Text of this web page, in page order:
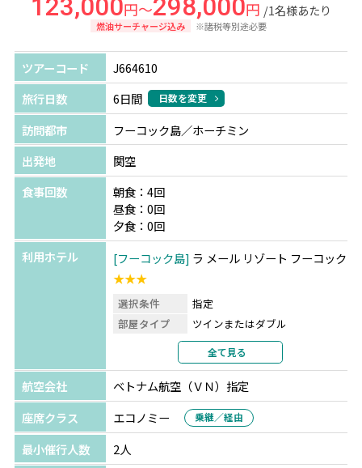
123,000円～298,000円 /1名様あたり
燃油サーチャージ込み ※諸税等別途必要
ツアーコード
J664610
旅行日数
6日間 日数を変更
訪問都市
フーコック島／ホーチミン
出発地
関空
食事回数
朝食：4回
昼食：0回
夕食：0回
利用ホテル
フーコック島 ラ メール リゾート フーコック
★★★
選択条件
指定
部屋タイプ
ツインまたはダブル
2名1室利用
部屋カテゴリ
指定なし
ホーチミン サイゴン プリンス ホテル※旧ダ
クストン ホテル サイゴン★★★★
選択条件
指定
部屋タイプ
全て見る
航空会社
ベトナム航空（ＶＮ）指定
座席クラス
エコノミー 乗継／経由
最小催行人数
2人